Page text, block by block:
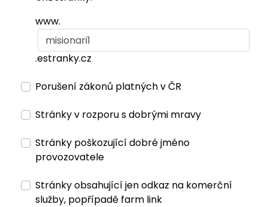
www.
.estranky.cz
Porušení zákonů platných v ČR
Stránky v rozporu s dobrými mravy
Stránky poškozující dobré jméno
provozovatele
Stránky obsahující jen odkaz na komerční
služby, popřípadě farm link